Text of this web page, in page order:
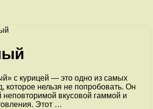
с курицей — это одно из самых
которое нельзя не попробовать. Он
неповторимой вкусовой гаммой и
Этот …